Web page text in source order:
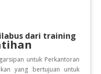
dari training
untuk Perkantoran
yang bertujuan untuk